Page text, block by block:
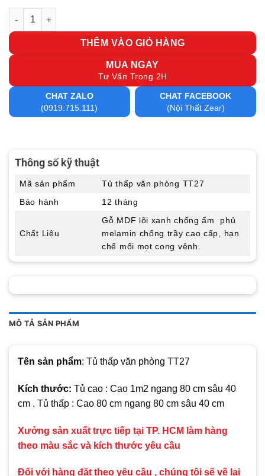
Tủ thấp văn phòng TT27 số lượng
THÊM VÀO GIỎ HÀNG
MUA NGAY
Tư Vấn Trong 2H
CHAT ZALO
(0919.715.111)
CHAT FACEBOOK
(Nội Thất Zear)
MÔ TẢ SẢN PHẨM
Tên sản phẩm: Tủ thấp văn phòng TT27
Kích thước: Tủ cao : Cao 1m2 ngang 80 cm sâu 40
cm . Tủ thấp : Cao 80 cm ngang 80 cm sâu 40 cm
Xưởng sản xuất trực tiếp tại TP. HCM làm hàng
theo màu sắc và kích thước yêu cầu
Đối với hàng đặt theo yêu cầu , chúng tôi sẽ vẽ lại
Thông số kỹ thuật
Mã sản phẩm
Tủ thấp văn phòng TT27
Bảo hành
12 tháng
Chất Liệu
Gỗ MDF lõi xanh chống ẩm phủ
melamin chống trầy cao cấp, hạn
chế mối mọt cong vênh.